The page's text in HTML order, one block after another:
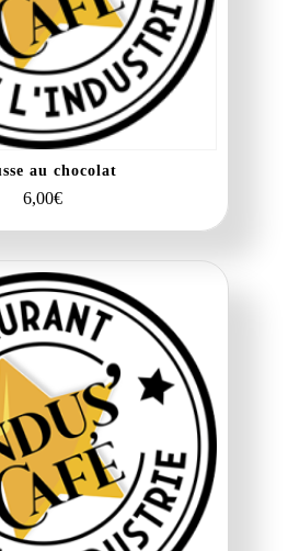
au chocolat
6,00€